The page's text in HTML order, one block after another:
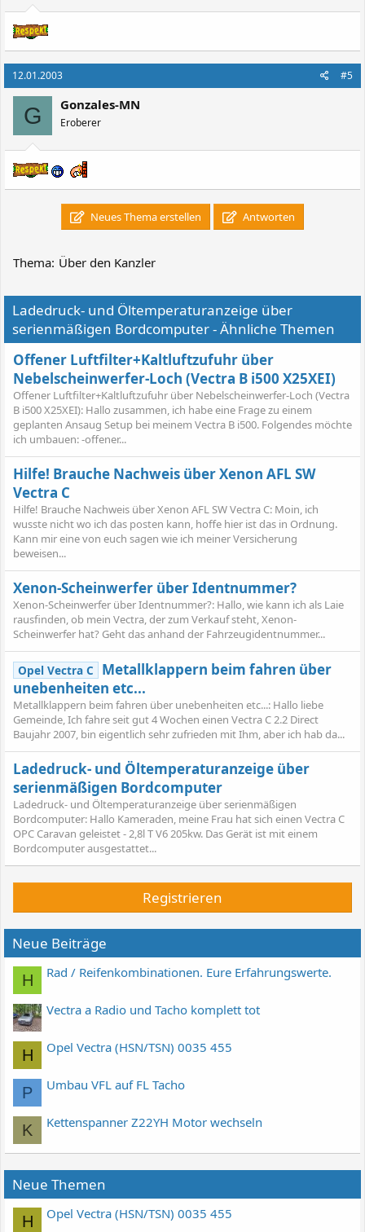
12.01.2003 #5
G Gonzales-MN
Eroberer
Neues Thema erstellen Antworten
Thema: Über den Kanzler
Ladedruck- und Öltemperaturanzeige über
serienmäßigen Bordcomputer - Ähnliche Themen
Offener Luftfilter+Kaltluftzufuhr über
Nebelscheinwerfer-Loch (Vectra B i500 X25XEI)
Offener Luftfilter+Kaltluftzufuhr über Nebelscheinwerfer-Loch (Vectra
B i500 X25XEI): Hallo zusammen, ich habe eine Frage zu einem
geplanten Ansaug Setup bei meinem Vectra B i500. Folgendes möchte
ich umbauen: -offener...
Hilfe! Brauche Nachweis über Xenon AFL SW
Vectra C
Hilfe! Brauche Nachweis über Xenon AFL SW Vectra C: Moin, ich
wusste nicht wo ich das posten kann, hoffe hier ist das in Ordnung.
Kann mir eine von euch sagen wie ich meiner Versicherung
beweisen...
Xenon-Scheinwerfer über Identnummer?
Xenon-Scheinwerfer über Identnummer?: Hallo, wie kann ich als Laie
rausfinden, ob mein Vectra, der zum Verkauf steht, Xenon-
Scheinwerfer hat? Geht das anhand der Fahrzeugidentnummer...
Opel Vectra C
Metallklappern beim fahren über
unebenheiten etc...
Metallklappern beim fahren über unebenheiten etc...: Hallo liebe
Gemeinde, Ich fahre seit gut 4 Wochen einen Vectra C 2.2 Direct
Baujahr 2007, bin eigentlich sehr zufrieden mit Ihm, aber ich hab da...
Ladedruck- und Öltemperaturanzeige über
serienmäßigen Bordcomputer
Ladedruck- und Öltemperaturanzeige über serienmäßigen
Bordcomputer: Hallo Kameraden, meine Frau hat sich einen Vectra C
OPC Caravan geleistet - 2,8l T V6 205kw. Das Gerät ist mit einem
Bordcomputer ausgestattet...
Registrieren
Neue Beiträge
H Rad / Reifenkombinationen. Eure Erfahrungswerte.
Vectra a Radio und Tacho komplett tot
H Opel Vectra (HSN/TSN) 0035 455
P Umbau VFL auf FL Tacho
K Kettenspanner Z22YH Motor wechseln
Neue Themen
H Opel Vectra (HSN/TSN) 0035 455